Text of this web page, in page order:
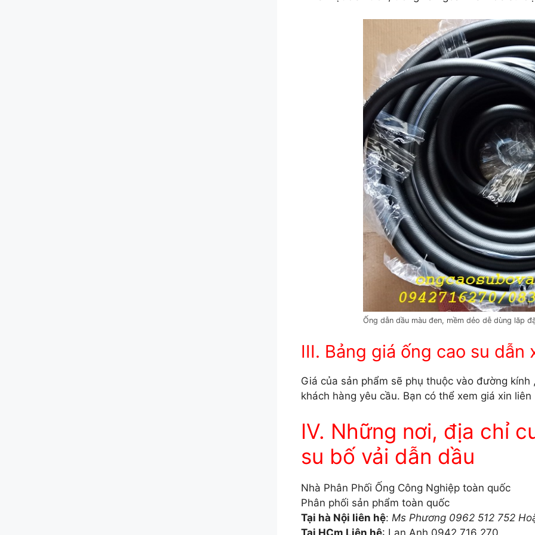
Ống dẫn dầu màu đen, mềm dẻo dễ dùng lăp
III. Bảng giá ống cao su dẫn
Giá của sản phẩm sẽ phụ thuộc vào đường
khách hàng yêu cầu. Bạn có thể xem giá xin
IV. Những nơi, địa chỉ
su bố vải dẫn dầu
Nhà Phân Phối Ống Công Nghiệp toàn quốc
Phân phối sản phẩm toàn quốc
Tại hà Nội liên hệ: Ms Phương 0962 512 752